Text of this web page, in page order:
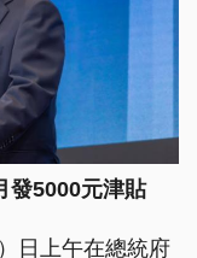
發5000元津貼
日上午在總統府